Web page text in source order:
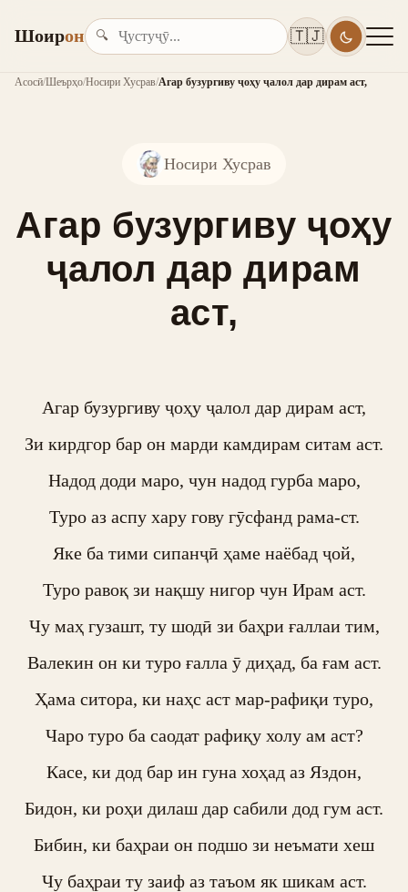
Шоирон 🔍 🇹🇯
Асосӣ/Шеърҳо/Носири Хусрав/Агар бузургиву ҷоҳу ҷалол дар дирам аст,
Носири Хусрав
Агар бузургиву ҷоҳу
ҷалол дар дирам
аст,
Агар бузургиву ҷоҳу ҷалол дар дирам аст,
Зи кирдгор бар он марди камдирам ситам аст.
Надод доди маро, чун надод гурба маро,
Туро аз аспу хару гову гӯсфанд рама-ст.
Яке ба тими сипанҷӣ ҳаме наёбад ҷой,
Туро равоқ зи нақшу нигор чун Ирам аст.
Чу маҳ гузашт, ту шодӣ зи баҳри ғаллаи тим,
Валекин он ки туро ғалла ӯ диҳад, ба ғам аст.
Ҳама ситора, ки наҳс аст мар-рафиқи туро,
Чаро туро ба саодат рафиқу холу ам аст?
Касе, ки дод бар ин гуна хоҳад аз Яздон,
Бидон, ки роҳи дилаш дар сабили дод гум аст.
Бибин, ки баҳраи он подшо зи неъмати хеш
Чу баҳраи ту заиф аз таъом як шикам аст.